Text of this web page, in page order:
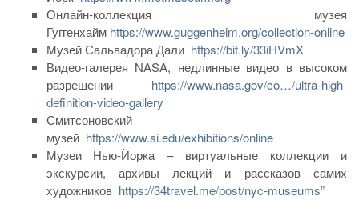
Онлайн-коллекция музея
Гуггенхайм https://www.guggenheim.org/collection-online
Музей Сальвадора Дали https://bit.ly/33iHVmX
Видео-галерея NASA, недлинные видео в высоком
разрешении https://www.nasa.gov/co…/ultra-high-
definition-video-gallery
Смитсоновский
музей https://www.si.edu/exhibitions/online
Музеи Нью-Йорка – виртуальные коллекции и
экскурсии, архивы лекций и рассказов самих
художников https://34travel.me/post/nyc-museums”